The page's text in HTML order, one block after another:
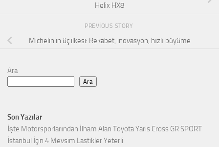
Helix HX8
PREVIOUS STORY
Michelin’in üç ilkesi: Rekabet, inovasyon, hızlı büyüme
Ara
Ara
Son Yazılar
İşte Motorsporlarından İlham Alan Toyota Yaris Cross GR SPORT
İstanbul İçin 4 Mevsim Lastikler Yeterli